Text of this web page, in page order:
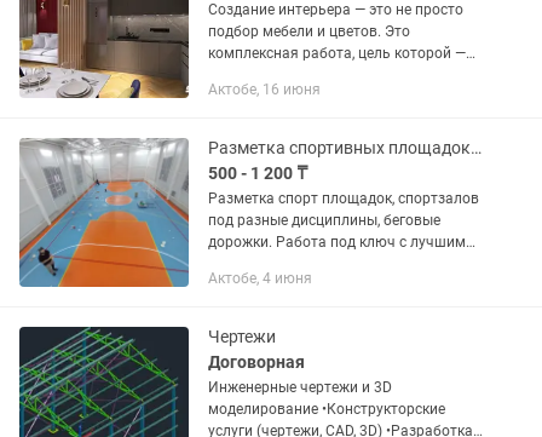
Создание интерьера — это не просто
подбор мебели и цветов. Это
комплексная работа, цель которой —
красивым и отражающим ваш образ
м2(Картинки...
Актобе, 16 июня
Разметка спортивных площадок, спортзалов
500 - 1 200 ₸
Разметка спорт площадок, спортзалов
под разные дисциплины, беговые
дорожки. Работа под ключ с лучшим
Актобе, 4 июня
Чертежи
Договорная
Инженерные чертежи и 3D
моделирование •Конструкторские
услуги (чертежи, CAD, 3D) •Разработка